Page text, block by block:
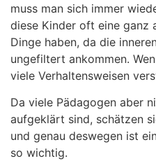
muss man sich immer
diese Kinder oft eine ganz
Dinge haben, da die
ungefiltert ankommen.
viele Verhaltensweisen
Da viele Pädagogen aber
aufgeklärt sind, schätzen
und genau deswegen ist
so wichtig.